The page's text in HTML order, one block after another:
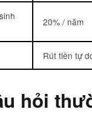
20% / năm
Rút tiền tự
hỏi